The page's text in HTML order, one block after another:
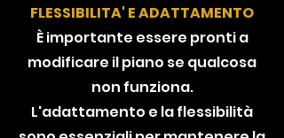
FLESSIBILITA' E ADATTAMENTO
È importante essere pronti a
modificare il piano se qualcosa
non funziona.
L'adattamento e la flessibilità